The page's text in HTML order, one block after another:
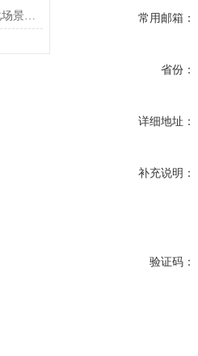
防逆流电能表：户用光储一体化场景的能源管理核心 常用邮箱：
省份：
详细地址：
补充说明：
验证码：